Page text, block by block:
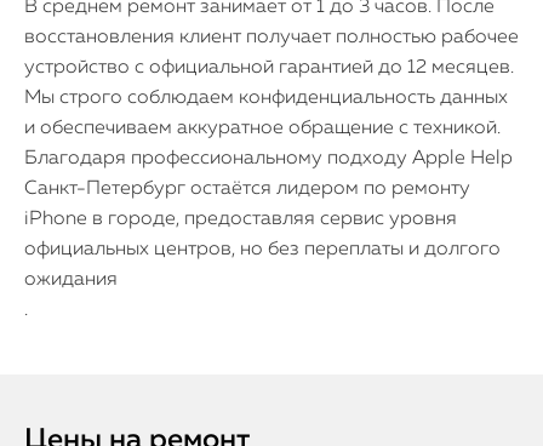
В среднем ремонт занимает от 1 до 3 часов. После
восстановления клиент получает полностью рабочее
устройство с официальной гарантией до 12 месяцев.
Мы строго соблюдаем конфиденциальность данных
и обеспечиваем аккуратное обращение с техникой.
Благодаря профессиональному подходу Apple Help
Санкт-Петербург остаётся лидером по ремонту
iPhone в городе, предоставляя сервис уровня
официальных центров, но без переплаты и долгого
ожидания
.
Цены на ремонт